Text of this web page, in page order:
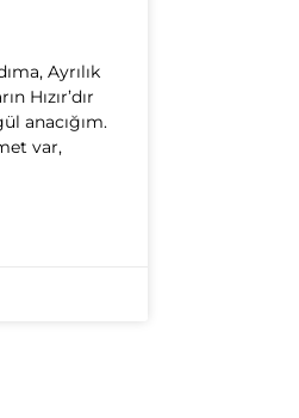
Ayrılık
Hızır’dır
anacığım.
var,